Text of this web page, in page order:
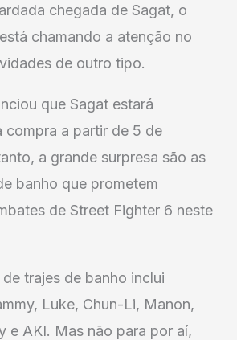
chegada de Sagat, o
chamando a atenção no
de outro tipo.
que Sagat estará
compra a partir de 5 de
a grande surpresa são as
banho que prometem
de Street Fighter 6 neste
trajes de banho inclui
Luke, Chun-Li, Manon,
e AKI. Mas não para por aí,